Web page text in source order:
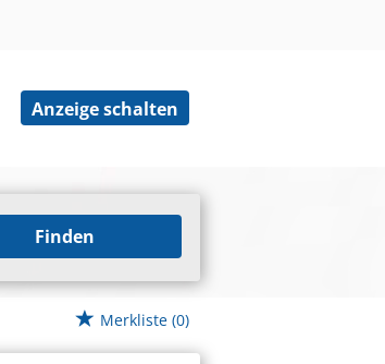
Anzeige schalten
Finden
Merkliste (0)